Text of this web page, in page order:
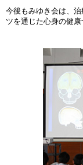
今後もみゆき会は、
ツを通じた心身の健